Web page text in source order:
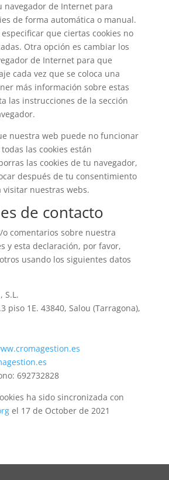
navegador de Internet para
de forma automática o manual.
que ciertas cookies no
Otra opción es cambiar los
de Internet para que
cada vez que se coloca una
más información sobre estas
las instrucciones de la sección
nuestra web puede no funcionar
las cookies están
las cookies de tu navegador,
después de tu consentimiento
visitar nuestras webs.
de contacto
o comentarios sobre nuestra
y esta declaración, por favor,
usando los siguientes datos
S.L.
piso 1E. 43840, Salou (Tarragona),
692732828
ha sido sincronizada con
el 17 de October de 2021